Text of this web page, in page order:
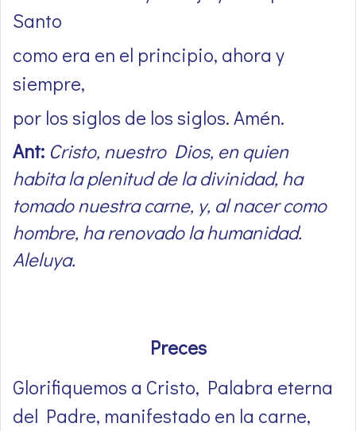
Santo
como era en el principio, ahora y
siempre,
por los siglos de los siglos. Amén.
Ant: Cristo, nuestro Dios, en quien
habita la plenitud de la divinidad, ha
tomado nuestra carne, y, al nacer como
hombre, ha renovado la humanidad.
Aleluya.
Preces
Glorifiquemos a Cristo, Palabra eterna
del Padre, manifestado en la carne,